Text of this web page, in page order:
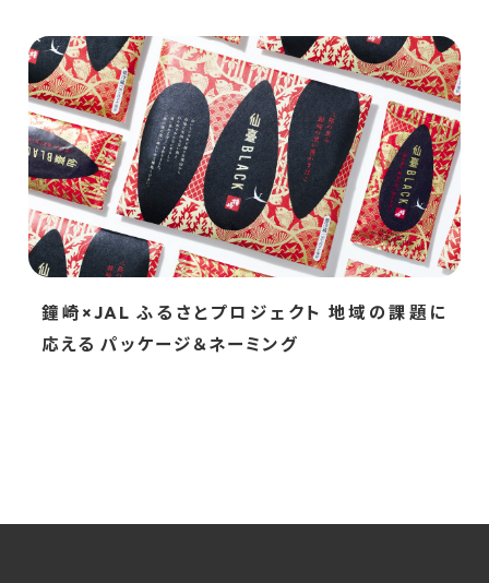
鐘崎×JAL ふるさとプロジェクト 地域の課題に
応える パッケージ＆ネーミング